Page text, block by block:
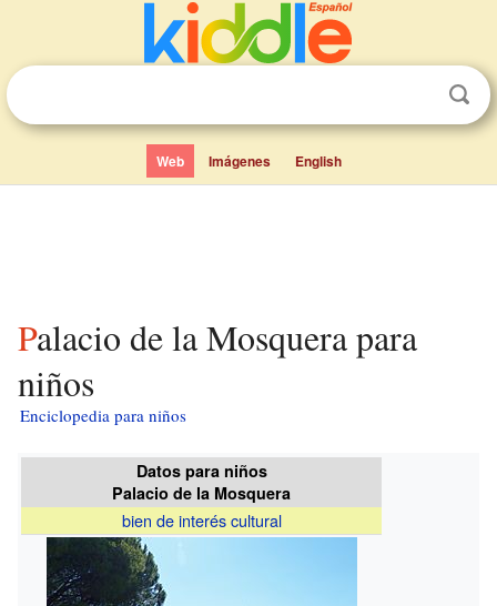
Web Imágenes English
Palacio de la Mosquera para
niños
Enciclopedia para niños
Datos para niños
Palacio de la Mosquera
bien de interés cultural